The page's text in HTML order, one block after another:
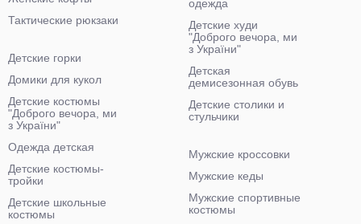
Тактические рюкзаки
одежда
Детские худи
"Доброго вечора, ми
з України"
Детская
демисезонная обувь
Детские столики и
стульчики
Детские горки
Домики для кукол
Детские костюмы
"Доброго вечора, ми
з України"
Одежда детская
Детские костюмы-
тройки
Детские школьные
костюмы
Мужские кроссовки
Мужские кеды
Мужские спортивные
костюмы